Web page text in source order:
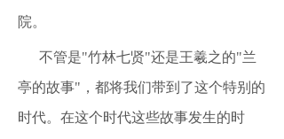
院。
不管是"竹林七贤"还是王羲之的"兰
亭的故事"，都将我们带到了这个特别的
时代。在这个时代这些故事发生的时